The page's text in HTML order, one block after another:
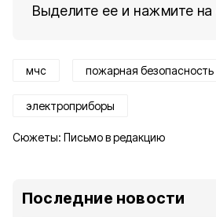
Выделите ее и нажмите на
мчс пожарная безопасность
электроприборы
Сюжеты: Письмо в редакцию
Последние новости